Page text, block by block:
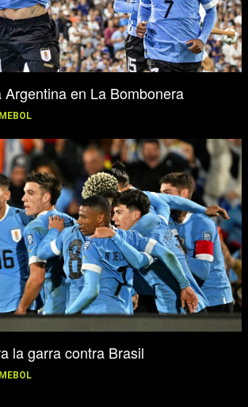
Argentina en La Bombonera
la garra contra Brasil